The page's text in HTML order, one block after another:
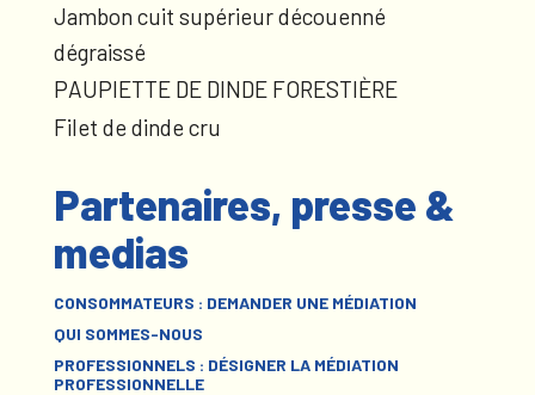
Jambon cuit supérieur découenné
dégraissé
PAUPIETTE DE DINDE FORESTIÈRE
Filet de dinde cru
Partenaires, presse &
medias
CONSOMMATEURS : DEMANDER UNE MÉDIATION
QUI SOMMES-NOUS
PROFESSIONNELS : DÉSIGNER LA MÉDIATION
PROFESSIONNELLE